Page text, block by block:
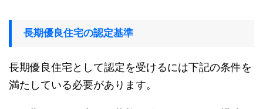
長期優良住宅の認定基準
長期優良住宅として認定を受けるには下記の条件を
満たしている必要があります。